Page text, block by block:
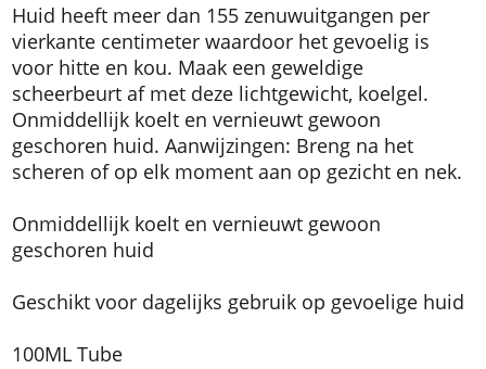
Huid heeft meer dan 155 zenuwuitgangen per
vierkante centimeter waardoor het gevoelig is
voor hitte en kou. Maak een geweldige
scheerbeurt af met deze lichtgewicht, koelgel.
Onmiddellijk koelt en vernieuwt gewoon
geschoren huid. Aanwijzingen: Breng na het
scheren of op elk moment aan op gezicht en nek.
Onmiddellijk koelt en vernieuwt gewoon
geschoren huid
Geschikt voor dagelijks gebruik op gevoelige huid
100ML Tube